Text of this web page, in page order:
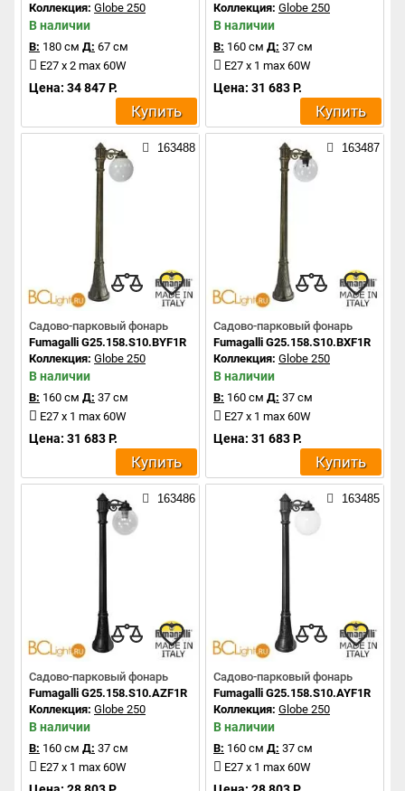
Коллекция: Globe 250
В наличии
В: 180 см Д: 67 см
E27 x 2 max 60W
Цена: 34 847 Р.
Купить
Коллекция: Globe 250
В наличии
В: 160 см Д: 37 см
E27 x 1 max 60W
Цена: 31 683 Р.
Купить
163488
Садово-парковый фонарь
Fumagalli G25.158.S10.BYF1R
Коллекция: Globe 250
В наличии
В: 160 см Д: 37 см
E27 x 1 max 60W
Цена: 31 683 Р.
Купить
163487
Садово-парковый фонарь
Fumagalli G25.158.S10.BXF1R
Коллекция: Globe 250
В наличии
В: 160 см Д: 37 см
E27 x 1 max 60W
Цена: 31 683 Р.
Купить
163486
Садово-парковый фонарь
Fumagalli G25.158.S10.AZF1R
Коллекция: Globe 250
В наличии
В: 160 см Д: 37 см
E27 x 1 max 60W
163485
Садово-парковый фонарь
Fumagalli G25.158.S10.AYF1R
Коллекция: Globe 250
В наличии
В: 160 см Д: 37 см
E27 x 1 max 60W